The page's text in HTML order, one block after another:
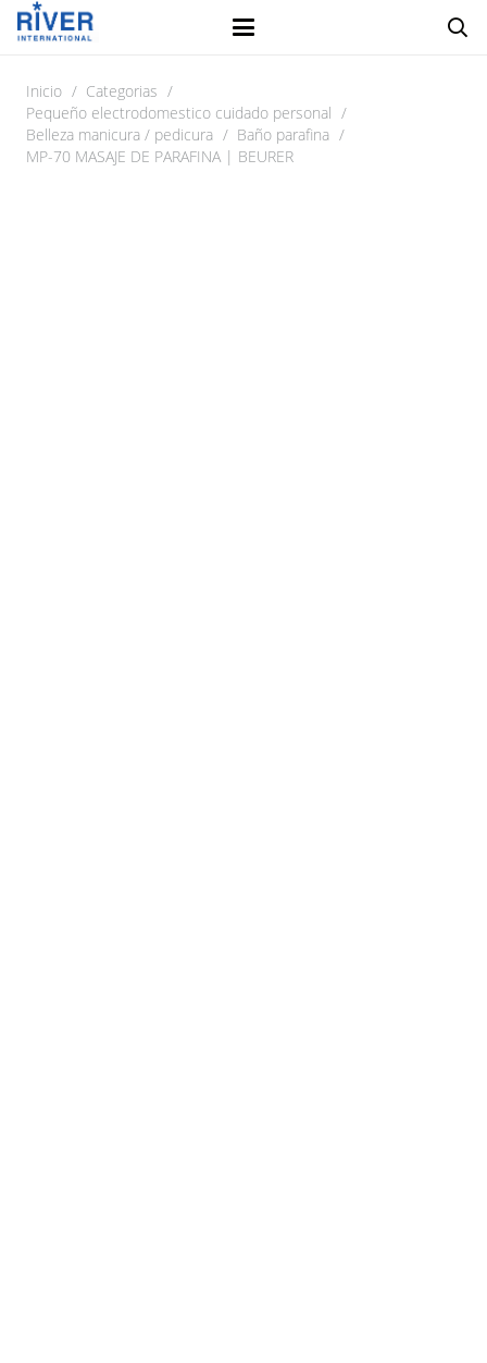
Inicio / Categorias /
Pequeño electrodomestico cuidado personal /
Belleza manicura / pedicura / Baño parafina /
MP-70 MASAJE DE PARAFINA | BEURER